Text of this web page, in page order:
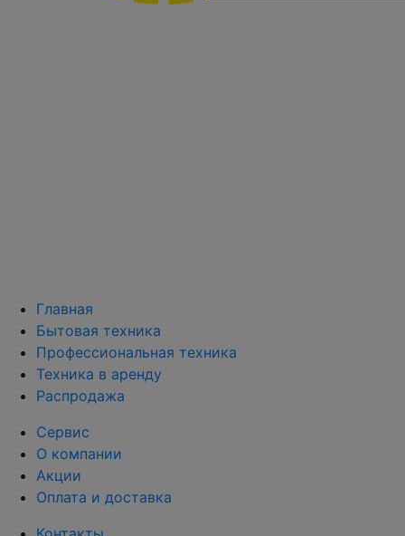
Главная
Бытовая техника
Профессиональная техника
Техника в аренду
Распродажа
Сервис
О компании
Акции
Оплата и доставка